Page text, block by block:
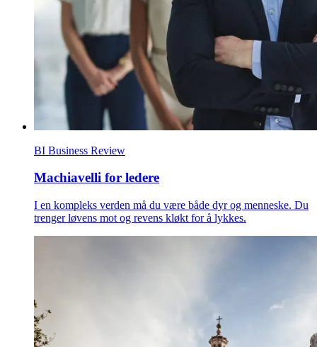
BI Business Review
Machiavelli for ledere
I en kompleks verden må du være både dyr og menneske. Du
trenger løvens mot og revens kløkt for å lykkes.